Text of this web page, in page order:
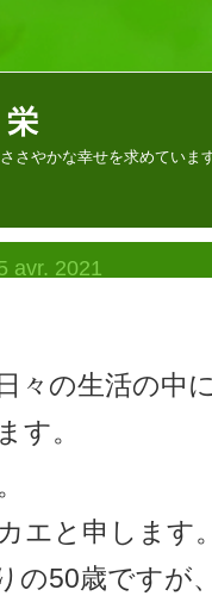
さやかな幸せを求めていま
avr. 2021
々の生活の中
す。
エと申します
の50歳ですが